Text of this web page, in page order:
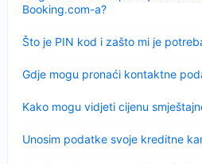
Booking.com-a?
Što je PIN kod i zašto mi je
Sažeto
Gdje mogu pronaći kontaktne
Kako mogu vidjeti cijenu
Unosim podatke svoje kreditne